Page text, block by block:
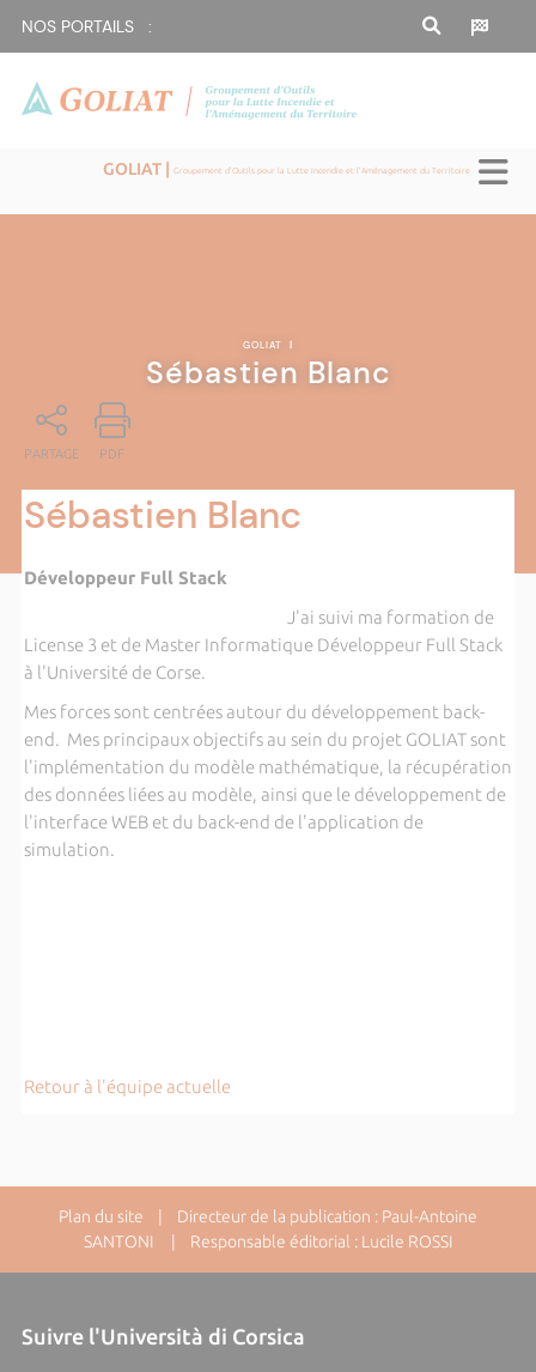
NOS PORTAILS :
GOLIAT |Groupement d'Outils pour la Lutte Incendie et l'Aménagement du Territoire
GOLIAT |
Sébastien Blanc
PARTAGE PDF
Sébastien Blanc
Développeur Full Stack
J'ai suivi ma formation de
License 3 et de Master Informatique Développeur Full Stack
à l'Université de Corse.
Mes forces sont centrées autour du développement back-
end. Mes principaux objectifs au sein du projet GOLIAT sont
l'implémentation du modèle mathématique, la récupération
des données liées au modèle, ainsi que le développement de
l'interface WEB et du back-end de l'application de
simulation.
Retour à l'équipe actuelle
Plan du site | Directeur de la publication : Paul-Antoine
SANTONI | Responsable éditorial : Lucile ROSSI
Suivre l'Università di Corsica